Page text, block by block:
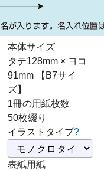
本体サイズ
タテ128mm × ヨコ
91mm 【B7サイ
ズ】
1冊の用紙枚数
50枚綴り
イラストタイプ?
表紙用紙